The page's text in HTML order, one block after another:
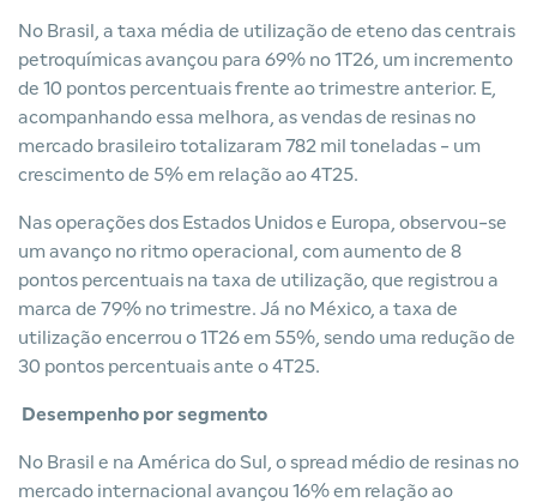
No Brasil, a taxa média de utilização de eteno das centrais
petroquímicas avançou para 69% no 1T26, um incremento
de 10 pontos percentuais frente ao trimestre anterior. E,
acompanhando essa melhora, as vendas de resinas no
mercado brasileiro totalizaram 782 mil toneladas - um
crescimento de 5% em relação ao 4T25.
Nas operações dos Estados Unidos e Europa, observou-se
um avanço no ritmo operacional, com aumento de 8
pontos percentuais na taxa de utilização, que registrou a
marca de 79% no trimestre. Já no México, a taxa de
utilização encerrou o 1T26 em 55%, sendo uma redução de
30 pontos percentuais ante o 4T25.
Desempenho por segmento
No Brasil e na América do Sul, o spread médio de resinas no
mercado internacional avançou 16% em relação ao